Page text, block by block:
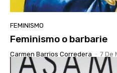
FEMINISMO
Feminismo o barbarie
Carmen Barrios Corredera - 7 De